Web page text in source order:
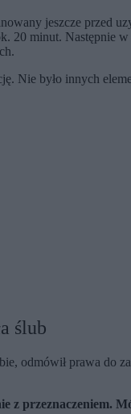
jeszcze przed
20 minut.
Nie było innych
ślub
odmówił prawa
z przeznaczeniem.